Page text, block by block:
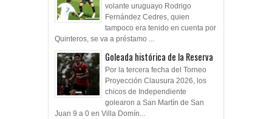
volante uruguayo Rodrigo
Fernández Cedres, quien
tampoco era tenido en cuenta por
Quinteros, se va a préstamo ...
Goleada histórica de la Reserva
Por la tercera fecha del Torneo
Proyección Clausura 2026, los
chicos de Independiente
golearon a San Martín de San
Juan 9 a 0 en Villa Domín...